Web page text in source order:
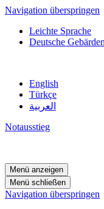
Navigation überspringen
Leichte Sprache
Deutsche
English
Türkçe
العربية
Notausstieg
Menü anzeigen
Menü schließen
Navigation überspringen